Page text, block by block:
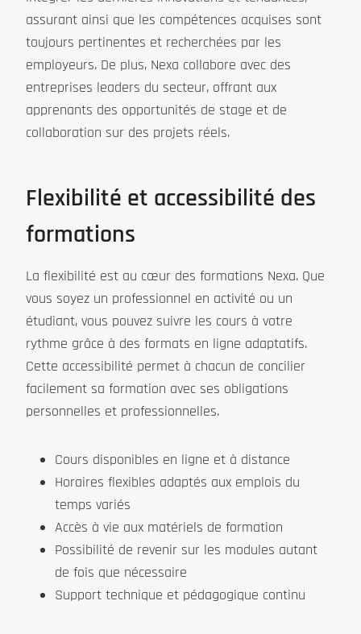
assurant ainsi que les compétences acquises sont
toujours pertinentes et recherchées par les
employeurs. De plus, Nexa collabore avec des
entreprises leaders du secteur, offrant aux
apprenants des opportunités de stage et de
collaboration sur des projets réels.
Flexibilité et accessibilité des
formations
La flexibilité est au cœur des formations Nexa. Que
vous soyez un professionnel en activité ou un
étudiant, vous pouvez suivre les cours à votre
rythme grâce à des formats en ligne adaptatifs.
Cette accessibilité permet à chacun de concilier
facilement sa formation avec ses obligations
personnelles et professionnelles.
Cours disponibles en ligne et à distance
Horaires flexibles adaptés aux emplois du
temps variés
Accès à vie aux matériels de formation
Possibilité de revenir sur les modules autant
de fois que nécessaire
Support technique et pédagogique continu